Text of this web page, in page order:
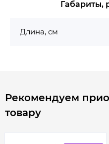
Габариты,
Длина, см
Рекомендуем
товару